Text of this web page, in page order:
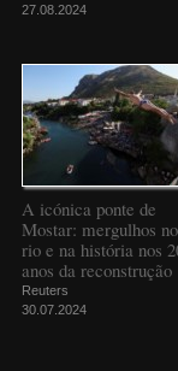
27.08.2024
A icónica ponte de
Mostar: mergulhos no
rio e na história nos
anos da reconstrução
Reuters
30.07.2024